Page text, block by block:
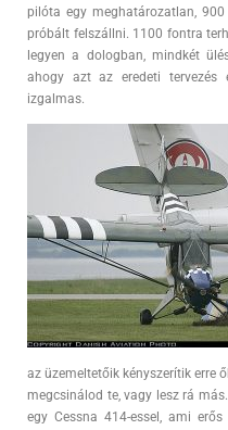
pilóta egy meghatározatlan,
próbált felszállni. 1100 fontra
legyen a dologban, mindkét
ahogy azt az eredeti
izgalmas.
az üzemeltetőik kényszerítik erre
megcsinálod te, vagy lesz rá
egy Cessna 414-essel, ami